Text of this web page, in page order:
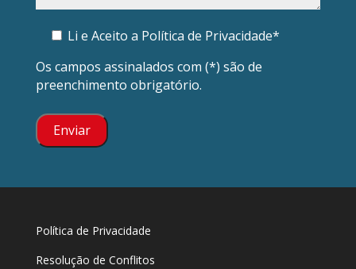
Li e Aceito a Política de Privacidade*
Os campos assinalados com (*) são de
preenchimento obrigatório.
Política de Privacidade
Resolução de Conflitos